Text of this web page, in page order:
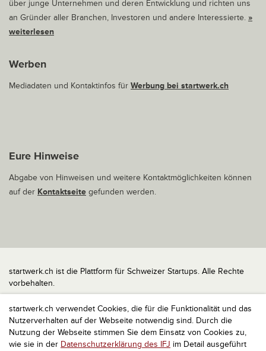
startwerk.ch verwendet Cookies, die für die Funktionalität und das
Nutzerverhalten auf der Webseite notwendig sind. Durch die
Nutzung der Webseite stimmen Sie dem Einsatz von Cookies zu,
wie sie in der Datenschutzerklärung des IFJ im Detail ausgeführt
über junge Unternehmen und deren Entwicklung und richten uns
an Gründer aller Branchen, Investoren und andere Interessierte. »
weiterlesen
Werben
Mediadaten und Kontaktinfos für Werbung bei startwerk.ch
Eure Hinweise
Abgabe von Hinweisen und weitere Kontaktmöglichkeiten können
auf der Kontaktseite gefunden werden.
startwerk.ch ist die Plattform für Schweizer Startups. Alle Rechte
vorbehalten.
Impressum
Kontakt
nach oben